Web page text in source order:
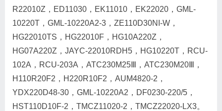
R22010Z，ED11030，EK11010，EK22020，GML-
10220T，GML-10220A2-3，ZE110D30NI-W，
HG22010TS，HG22010F，HG10A220Z，
HG07A220Z，JAYC-22010RDH5，HG10220T，RCU-
102A，RCU-203A，ATC230M25Ⅲ，ATC230M20Ⅲ，
H110R20F2，H220R10F2，AUM4820-2，
YDX220D48-30，GML-10220A2，DF0230-220/5，
HST110D10F-2，TMCZ11020-2，TMCZ22020-LX3。